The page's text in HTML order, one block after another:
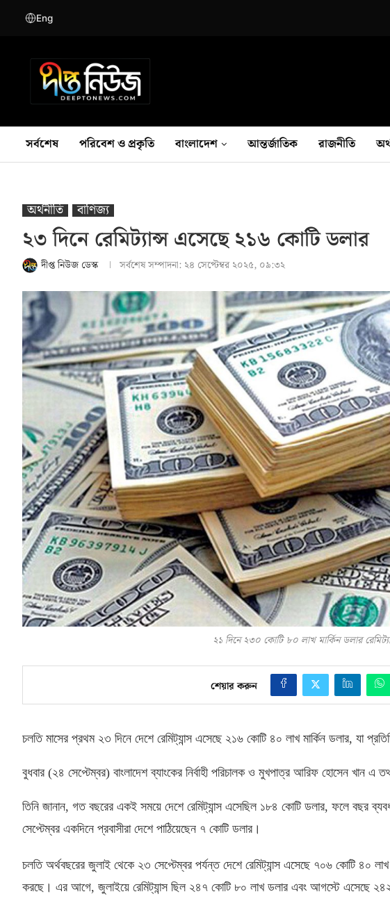
Eng
সর্বশেষ পরিবেশ ও প্রকৃতি বাংলাদেশ আন্তর্জাতিক রাজনীতি
অর্থনীতি বাণিজ্য
২৩ দিনে রেমিট্যান্স এসেছে ২১৬ কোটি ডলার
দীপ্ত নিউজ ডেস্ক সর্বশেষ সম্পাদনা: ২৪ সেপ্টেম্বর ২০২৫, ০৯:৩২
২১ দিনে ২৩০ কোটি ৮০ লাখ মার্কিন ডলার
শেয়ার করুন
চলতি মাসের প্রথম ২৩ দিনে দেশে রেমিট্যান্স এসেছে ২১৬ কোটি ৪০ লাখ মার্কিন ডলার, যা
বুধবার (২৪ সেপ্টেম্বর) বাংলাদেশ ব্যাংকের নির্বাহী পরিচালক ও মুখপাত্র আরিফ হোসেন খান এ
তিনি জানান, গত বছরের একই সময়ে দেশে রেমিট্যান্স এসেছিল ১৮৪ কোটি ডলার, ফলে বছর
সেপ্টেম্বর একদিনে প্রবাসীরা দেশে পাঠিয়েছেন ৭ কোটি ডলার।
চলতি অর্থবছরের জুলাই থেকে ২৩ সেপ্টেম্বর পর্যন্ত দেশে রেমিট্যান্স এসেছে ৭০৬ কোটি ৪০ লাখ
করছে। এর আগে, জুলাইয়ে রেমিট্যান্স ছিল ২৪৭ কোটি ৮০ লাখ ডলার এবং আগস্টে এসেছে